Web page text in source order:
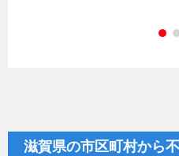
滋賀県の市区町村から